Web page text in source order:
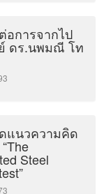
อการจากไป
ดร.นพมณี โท
แนวความคิด
Steel